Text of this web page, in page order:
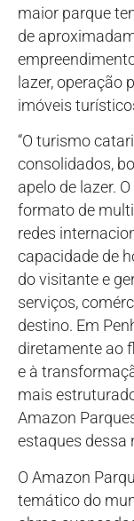
maior parque
de
lazer, operação
imóveis
“O turismo
consolidados,
apelo de lazer.
formato de
redes
capacidade de
do visitante e
serviços,
destino. Em
diretamente ao
e à
mais
Amazon
estaques dessa
O Amazon
temático do